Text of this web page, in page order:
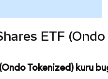
ETF
Tokenized) kuru